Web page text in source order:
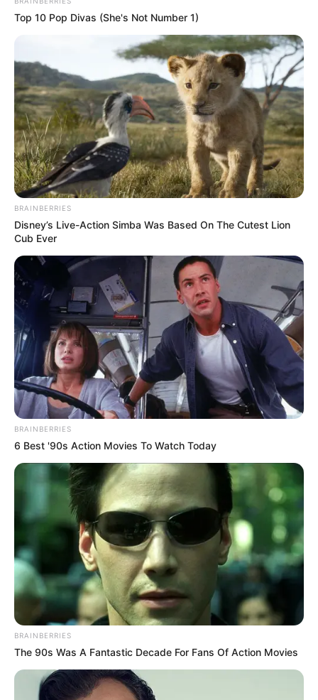
ΤΑ ΠΙΟ ΔΗΜΟΦΙΛΗ
Top 10 Pop Divas (She's Not Number 1)
BRAINBERRIES
Disney’s Live-Action Simba Was Based On The Cutest Lion
Cub Ever
BRAINBERRIES
6 Best '90s Action Movies To Watch Today
BRAINBERRIES
The 90s Was A Fantastic Decade For Fans Of Action Movies